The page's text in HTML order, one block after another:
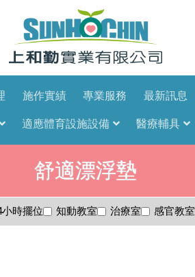
施作實績 專業服務 最新訊息
適應體育設施設備 醫療輔具
舒適漂浮墊
小時擺位 知動教室 治療室 感官教室